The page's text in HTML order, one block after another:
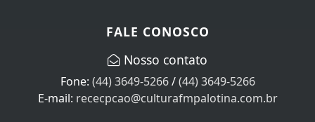
(44) 3649-5266/(44) 3649-5266
rececpcao@culturafmpalotina.com.br
Horário de atendimento